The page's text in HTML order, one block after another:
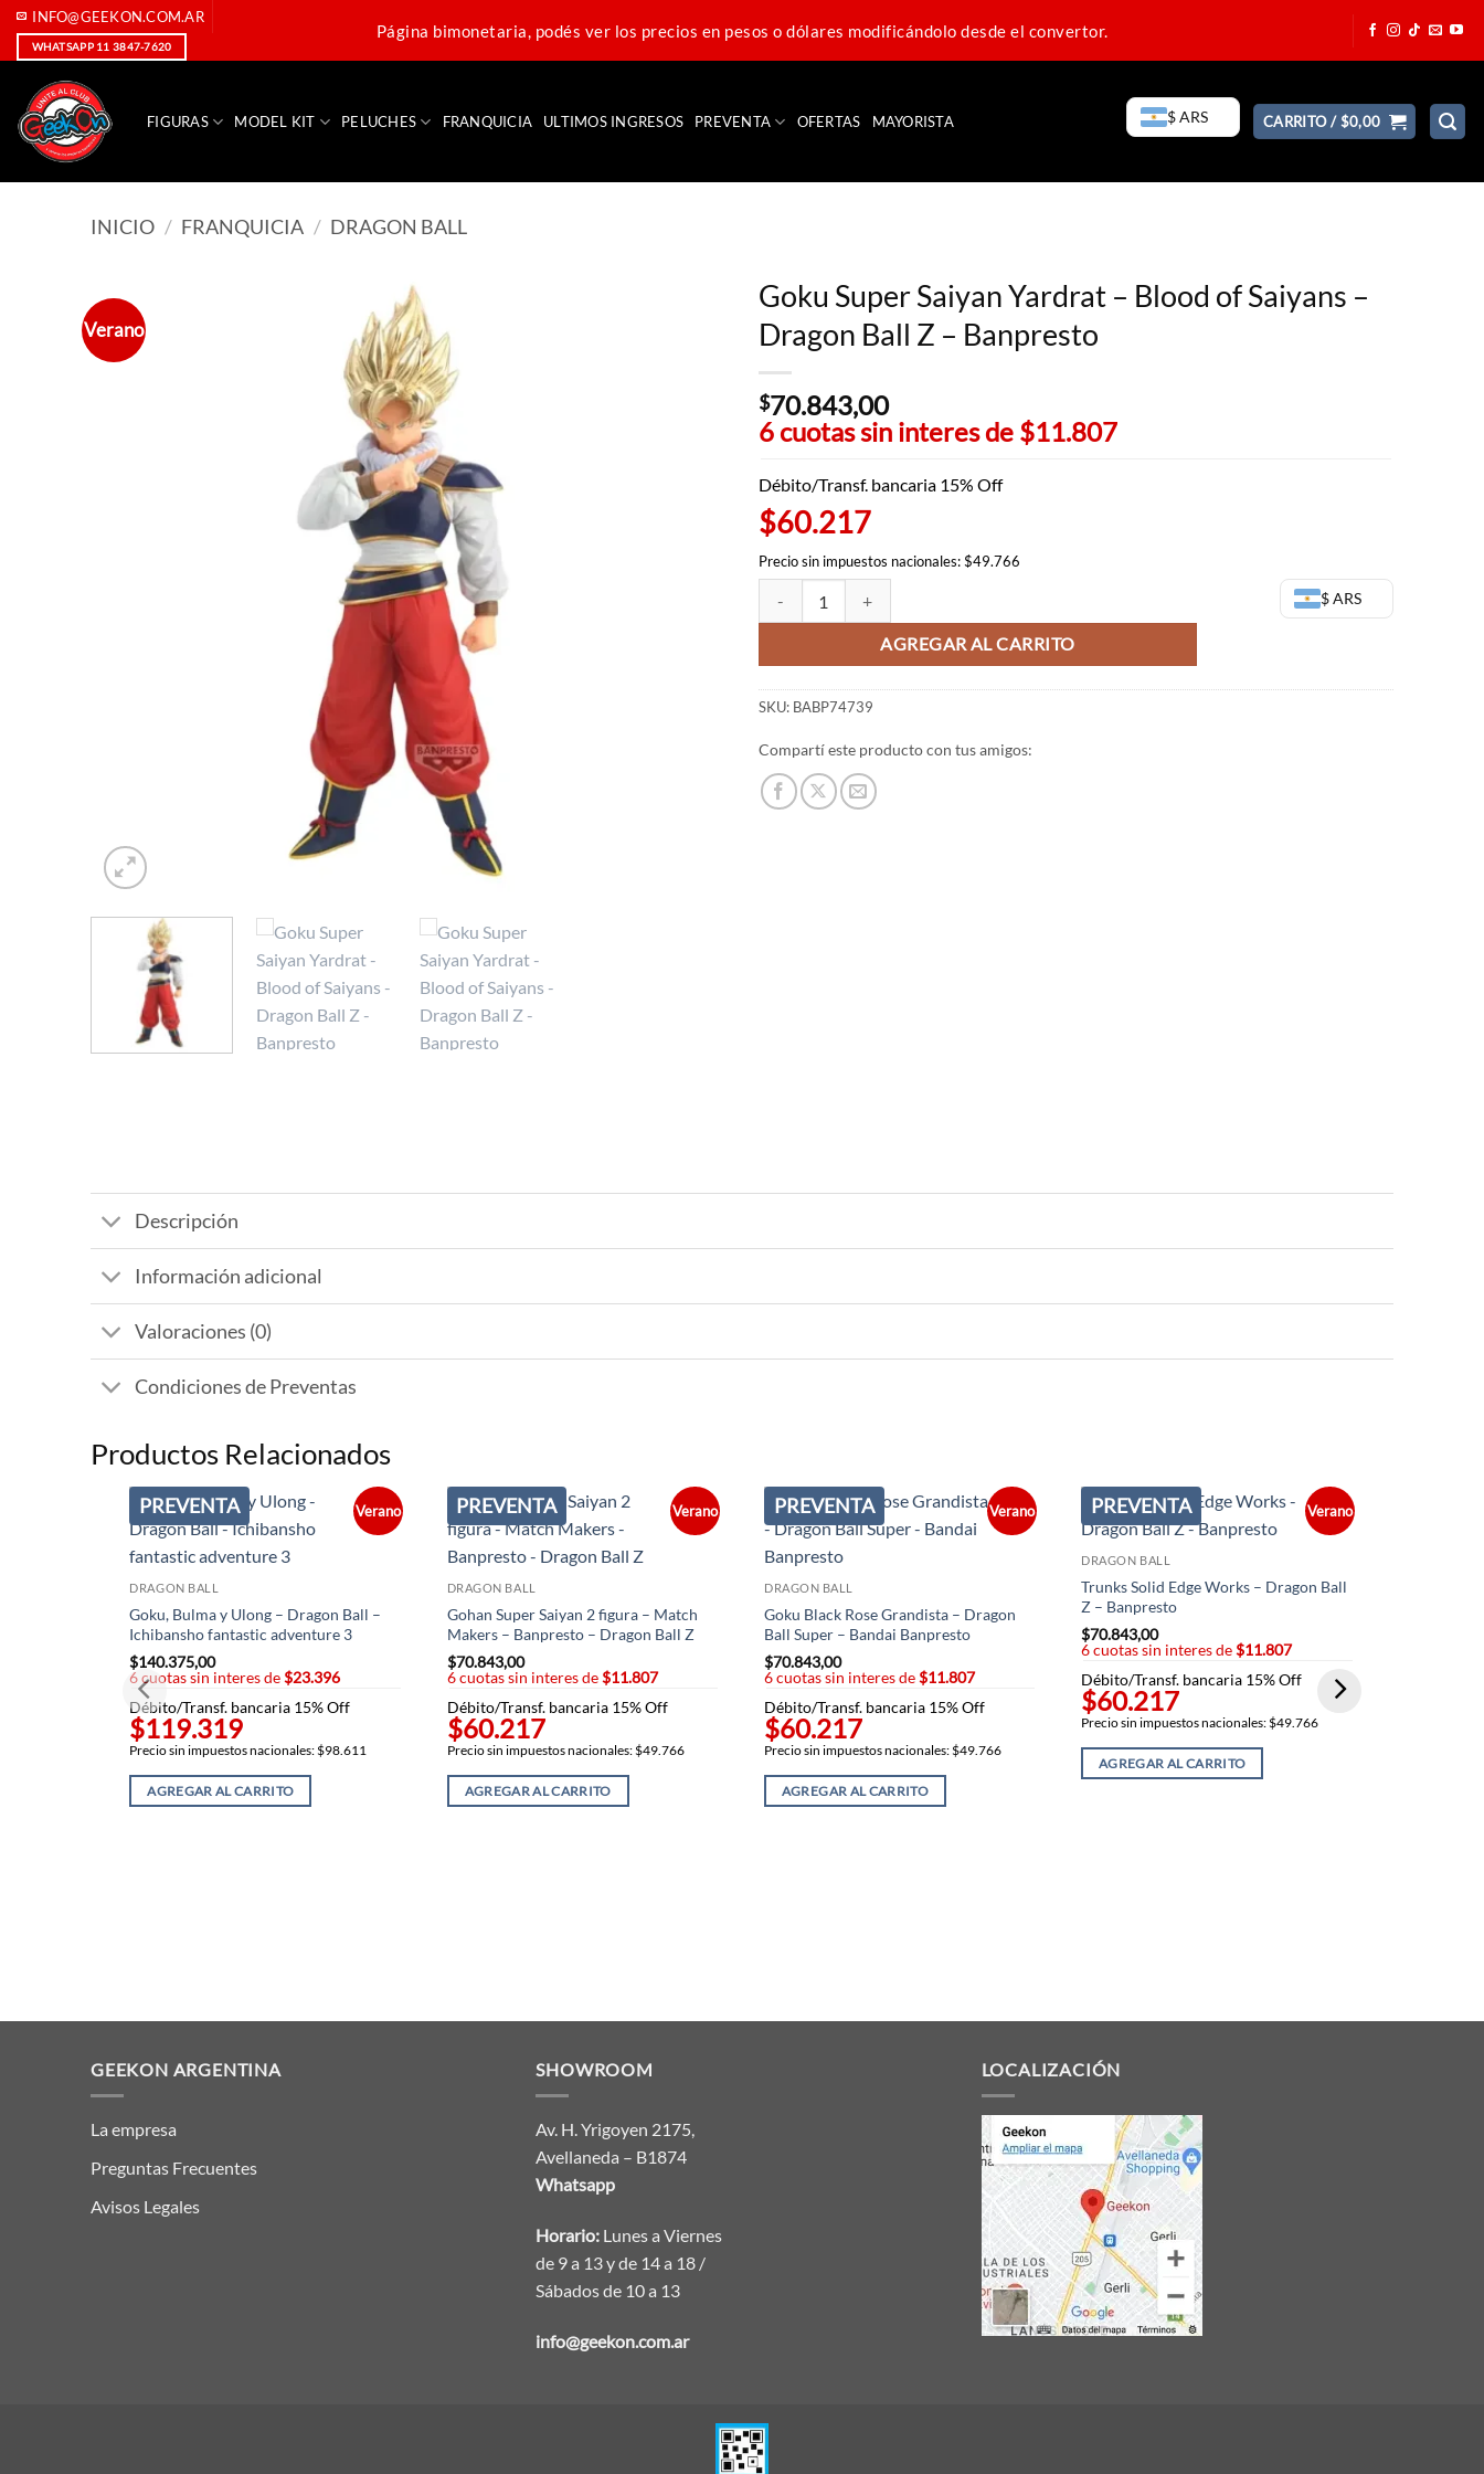
SaltarINFO@GEEKON.COM.AR
WHATSAPP 11 3847-7620
Página bimonetaria, podés ver los precios en pesos o dólares modificándolo desde el convertor.
FIGURAS MODEL KIT PELUCHES FRANQUICIA ULTIMOS INGRESOS PREVENTA OFERTAS MAYORISTA $ ARS CARRITO /$0,00
INICIO / FRANQUICIA / DRAGON BALL
Verano
Goku Super Saiyan Yardrat – Blood of Saiyans –
Dragon Ball Z – Banpresto
$70.843,00
6 cuotas sin interes de $11.807
Débito/Transf. bancaria 15% Off
$60.217
Precio sin impuestos nacionales: $49.766
$ ARS
Goku Super Saiyan Yardrat - Blood of Saiyans - Dragon Ball Z - Banpresto cantidad
AGREGAR AL CARRITO
SKU: BABP74739
Compartí este producto con tus amigos:
Descripción
Información adicional
Valoraciones (0)
Condiciones de Preventas
Productos Relacionados
PREVENTA Verano
DRAGON BALL
Goku, Bulma y Ulong – Dragon Ball –
Ichibansho fantastic adventure 3
$140.375,00
6 cuotas sin interes de$23.396
Débito/Transf. bancaria 15% Off
$119.319
Precio sin impuestos nacionales: $98.611
AGREGAR AL CARRITO
PREVENTA Verano
DRAGON BALL
Gohan Super Saiyan 2 figura – Match
Makers – Banpresto – Dragon Ball Z
$70.843,00
6 cuotas sin interes de$11.807
Débito/Transf. bancaria 15% Off
$60.217
Precio sin impuestos nacionales: $49.766
AGREGAR AL CARRITO
PREVENTA Verano
DRAGON BALL
Goku Black Rose Grandista – Dragon
Ball Super – Bandai Banpresto
$70.843,00
6 cuotas sin interes de$11.807
Débito/Transf. bancaria 15% Off
$60.217
Precio sin impuestos nacionales: $49.766
AGREGAR AL CARRITO
PREVENTA Verano
DRAGON BALL
Trunks Solid Edge Works – Dragon Ball
Z – Banpresto
$70.843,00
6 cuotas sin interes de$11.807
Débito/Transf. bancaria 15% Off
$60.217
Precio sin impuestos nacionales: $49.766
AGREGAR AL CARRITO
GEEKON ARGENTINA
La empresa
Preguntas Frecuentes
Avisos Legales
SHOWROOM
Av. H. Yrigoyen 2175,
Avellaneda – B1874
Whatsapp
Horario: Lunes a Viernes
de 9 a 13 y de 14 a 18 /
Sábados de 10 a 13
info@geekon.com.ar
LOCALIZACIÓN